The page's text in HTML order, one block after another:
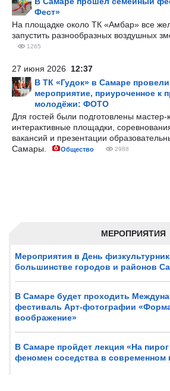
МЕРОПРИЯТИЯ
Мероприятия в День
большинстве городов и районов
В Самаре будет проходить
фестиваль Арт-фотографии
воображение»
В Самаре пройдет лекция «На
феномен соседства в современном
Фест»
На площадке около ТК «Амбар» все
запустить разнообразных воздушных
1265
27 июня 2026 12:37
В ТК «Гудок» в Самаре
мероприятие, приуроченное к
молодёжи: ФОТО
Для гостей были подготовлены мастер-
интерактивные площадки,
вакансий и презентации
Самары.
Общество 2988